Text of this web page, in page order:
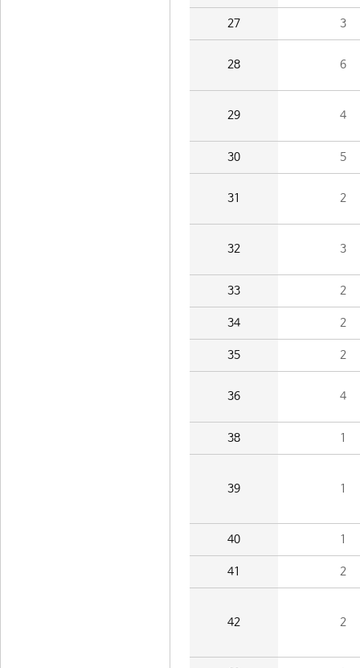
27 3
28 6
29 4
30 5
31 2
32 3
33 2
34 2
35 2
36 4
38 1
39 1
40 1
41 2
42 2